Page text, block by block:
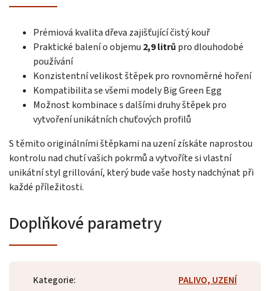
Prémiová kvalita dřeva zajišťující čistý kouř
Praktické balení o objemu 2,9 litrů pro dlouhodobé
používání
Konzistentní velikost štěpek pro rovnoměrné hoření
Kompatibilita se všemi modely Big Green Egg
Možnost kombinace s dalšími druhy štěpek pro
vytvoření unikátních chuťových profilů
S těmito originálními štěpkami na uzení získáte naprostou
kontrolu nad chutí vašich pokrmů a vytvoříte si vlastní
unikátní styl grillování, který bude vaše hosty nadchýnat při
každé příležitosti.
Doplňkové parametry
Kategorie:
PALIVO, UZENÍ